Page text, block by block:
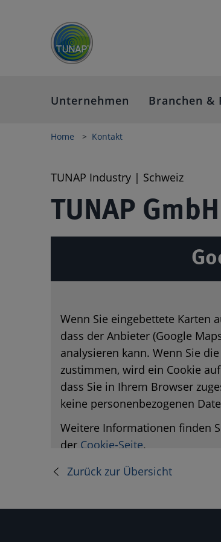
Unternehmen Branchen &
Home Kontakt
TUNAP Industry | Schweiz
TUNAP
Wenn Sie eingebettete Karten
dass der Anbieter (Google
analysieren kann. Wenn Sie
zustimmen, wird ein Cookie
dass Sie in Ihrem Browser
keine personenbezogenen
Weitere Informationen finden
der Cookie-Seite.
Zurück zur Übersicht